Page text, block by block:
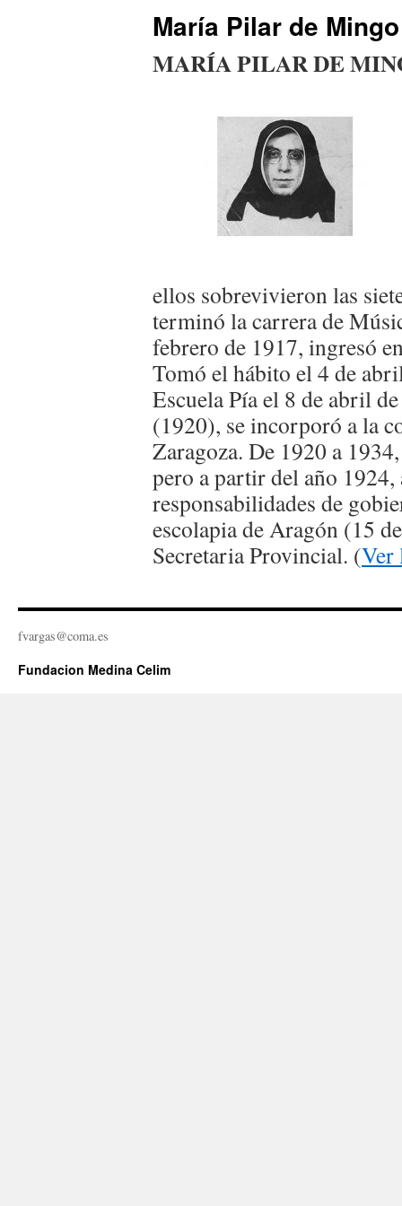
María Pilar de Mingo
MARÍA PILAR DE
ellos sobrevivieron las
terminó la carrera de
febrero de 1917, ingresó
Tomó el hábito el 4 de
Escuela Pía el 8 de abril
(1920), se incorporó a la
Zaragoza. De 1920 a
pero a partir del año 1924,
responsabilidades de
escolapia de Aragón (15
Secretaria Provincial. (Ver
fvargas@coma.es
Fundacion Medina Celim